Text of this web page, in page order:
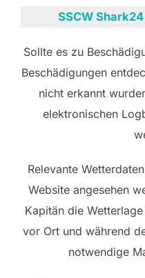
SSCW
Sollte es zu
Beschädigungen
nicht erkannt
elektronischen
Relevante
Website angesehen
Kapitän die
vor Ort und während
notwendige